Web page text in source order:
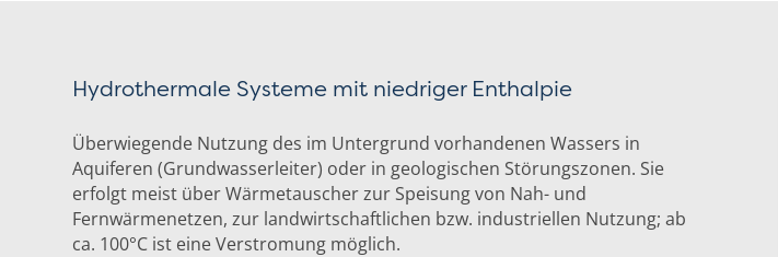
Hydrothermale Systeme mit niedriger Enthalpie
Überwiegende Nutzung des im Untergrund vorhandenen Wassers in
Aquiferen (Grundwasserleiter) oder in geologischen Störungszonen. Sie
erfolgt meist über Wärmetauscher zur Speisung von Nah- und
Fernwärmenetzen, zur landwirtschaftlichen bzw. industriellen Nutzung; ab
ca. 100°C ist eine Verstromung möglich.